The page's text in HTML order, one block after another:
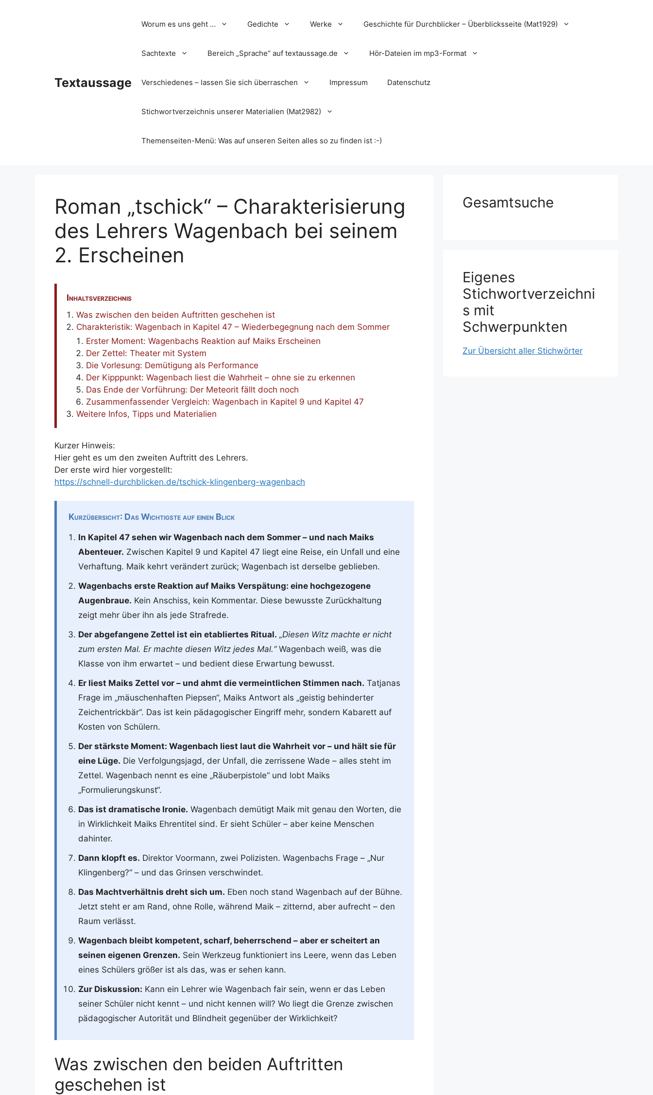
Textaussage
Worum es uns geht … Gedichte Werke Geschichte für Durchblicker – Überblicksseite (Mat1929)
Sachtexte Bereich „Sprache“ auf textaussage.de Hör-Dateien im mp3-Format
Verschiedenes – lassen Sie sich überraschen Impressum Datenschutz
Stichwortverzeichnis unserer Materialien (Mat2982)
Themenseiten-Menü: Was auf unseren Seiten alles so zu finden ist :-)
Roman „tschick“ – Charakterisierung
des Lehrers Wagenbach bei seinem
2. Erscheinen
Inhaltsverzeichnis
Was zwischen den beiden Auftritten geschehen ist
Charakteristik: Wagenbach in Kapitel 47 – Wiederbegegnung nach dem Sommer
Erster Moment: Wagenbachs Reaktion auf Maiks Erscheinen
Der Zettel: Theater mit System
Die Vorlesung: Demütigung als Performance
Der Kipppunkt: Wagenbach liest die Wahrheit – ohne sie zu erkennen
Das Ende der Vorführung: Der Meteorit fällt doch noch
Zusammenfassender Vergleich: Wagenbach in Kapitel 9 und Kapitel 47
Weitere Infos, Tipps und Materialien
Kurzer Hinweis:
Hier geht es um den zweiten Auftritt des Lehrers.
Der erste wird hier vorgestellt:
https://schnell-durchblicken.de/tschick-klingenberg-wagenbach
Kurzübersicht: Das Wichtigste auf einen Blick
In Kapitel 47 sehen wir Wagenbach nach dem Sommer – und nach Maiks
Abenteuer. Zwischen Kapitel 9 und Kapitel 47 liegt eine Reise, ein Unfall und eine
Verhaftung. Maik kehrt verändert zurück; Wagenbach ist derselbe geblieben.
Wagenbachs erste Reaktion auf Maiks Verspätung: eine hochgezogene
Augenbraue. Kein Anschiss, kein Kommentar. Diese bewusste Zurückhaltung
zeigt mehr über ihn als jede Strafrede.
Der abgefangene Zettel ist ein etabliertes Ritual. „Diesen Witz machte er nicht
zum ersten Mal. Er machte diesen Witz jedes Mal.“Wagenbach weiß, was die
Klasse von ihm erwartet – und bedient diese Erwartung bewusst.
Er liest Maiks Zettel vor – und ahmt die vermeintlichen Stimmen nach. Tatjanas
Frage im „mäuschenhaften Piepsen“, Maiks Antwort als „geistig behinderter
Zeichentrickbär“. Das ist kein pädagogischer Eingriff mehr, sondern Kabarett auf
Kosten von Schülern.
Der stärkste Moment: Wagenbach liest laut die Wahrheit vor – und hält sie für
eine Lüge. Die Verfolgungsjagd, der Unfall, die zerrissene Wade – alles steht im
Zettel. Wagenbach nennt es eine „Räuberpistole“ und lobt Maiks
„Formulierungskunst“.
Das ist dramatische Ironie. Wagenbach demütigt Maik mit genau den Worten, die
in Wirklichkeit Maiks Ehrentitel sind. Er sieht Schüler – aber keine Menschen
dahinter.
Dann klopft es. Direktor Voormann, zwei Polizisten. Wagenbachs Frage – „Nur
Klingenberg?“ – und das Grinsen verschwindet.
Das Machtverhältnis dreht sich um. Eben noch stand Wagenbach auf der Bühne.
Jetzt steht er am Rand, ohne Rolle, während Maik – zitternd, aber aufrecht – den
Raum verlässt.
Wagenbach bleibt kompetent, scharf, beherrschend – aber er scheitert an
seinen eigenen Grenzen. Sein Werkzeug funktioniert ins Leere, wenn das Leben
eines Schülers größer ist als das, was er sehen kann.
Zur Diskussion: Kann ein Lehrer wie Wagenbach fair sein, wenn er das Leben
seiner Schüler nicht kennt – und nicht kennen will? Wo liegt die Grenze zwischen
pädagogischer Autorität und Blindheit gegenüber der Wirklichkeit?
Was zwischen den beiden Auftritten
geschehen ist
Gesamtsuche
Eigenes
Stichwortverzeichni
s mit
Schwerpunkten
Zur Übersicht aller Stichwörter